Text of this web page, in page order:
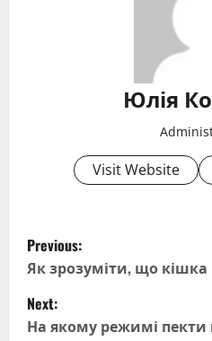
Юлія
Visit Website
P
o
s
Previous:
Як зрозуміти, що кішка
Next:
На якому режимі пекти